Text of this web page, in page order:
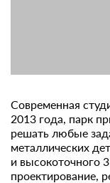
Современная
2013 года, парк
решать любые
металлических
и высокоточного
проектирование,